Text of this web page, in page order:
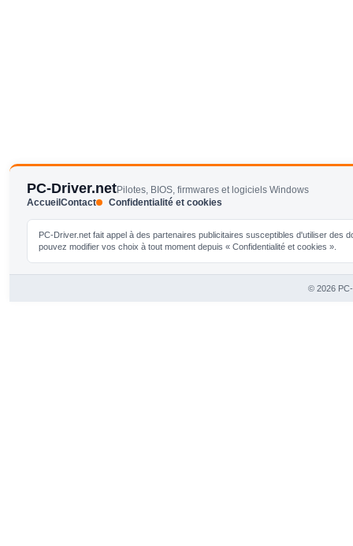
PC-Driver.netPilotes, BIOS, firmwares et logiciels Windows
AccueilContact Confidentialité et cookies
PC-Driver.net fait appel à des partenaires publicitaires susceptibles d'utiliser
pouvez modifier vos choix à tout moment depuis « Confidentialité et cookies ».
© 2026